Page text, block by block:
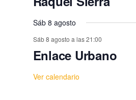
Sáb 8 agosto
Sáb 8 agosto a las 21:00
Enlace Urbano
Ver calendario